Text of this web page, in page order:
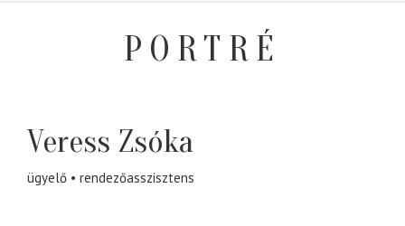
PORTRÉ
Veress Zsóka
ügyelő rendezőasszisztens